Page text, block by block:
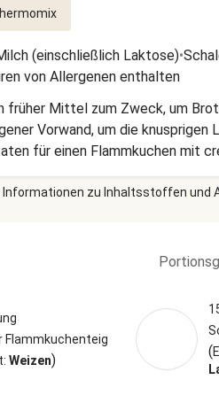
(einschließlich Laktose)•
von Allergenen enthalten
früher Mittel zum Zweck, um
Vorwand, um die
für einen Flammkuchen mit
Haselnüssen und einem
zu Inhaltsstoffen und
Flammkuchenteig
Weizen)
(